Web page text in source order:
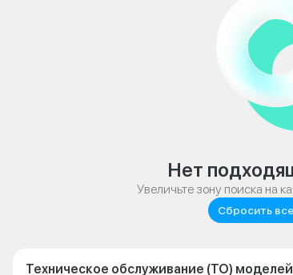
Нет
Увеличьте зону поиска на
Сбросить
Техническое обслуживание (ТО)